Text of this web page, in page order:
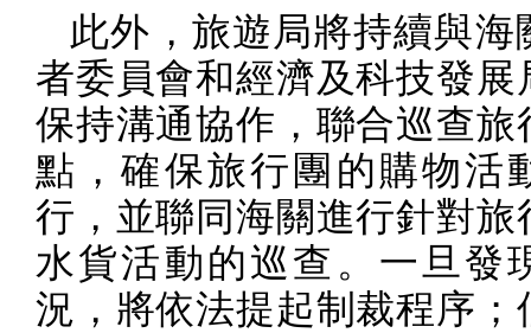
此外，旅遊局將持續與海
者委員會和經濟及科技發展
保持溝通協作，聯合巡查旅
點，確保旅行團的購物活
行，並聯同海關進行針對旅
水貨活動的巡查。一旦發
況，將依法提起制裁程序；